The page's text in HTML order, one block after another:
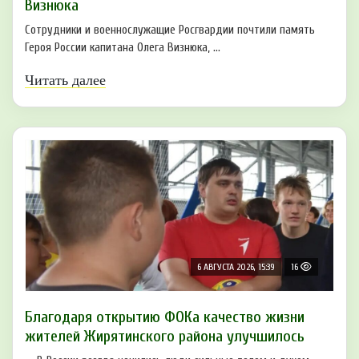
Визнюка
Сотрудники и военнослужащие Росгвардии почтили память
Героя России капитана Олега Визнюка, ...
Читать далее
6 АВГУСТА 2026, 15:39 16
Благодаря открытию ФОКа качество жизни
жителей Жирятинского района улучшилось